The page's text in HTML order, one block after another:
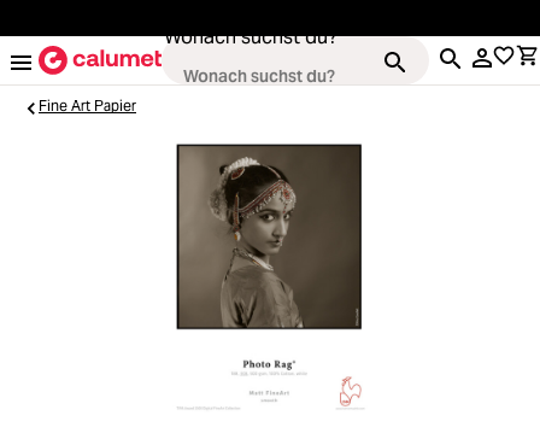
Wonach suchst du?
Video & Drohnen
Stative & Gimbals
Fine Art Papier